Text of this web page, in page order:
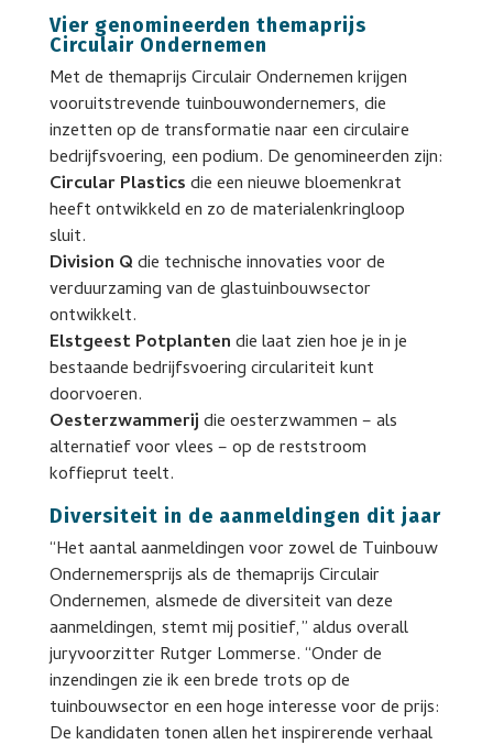
Vier genomineerden themaprijs
Circulair Ondernemen
Met de themaprijs Circulair Ondernemen krijgen
vooruitstrevende tuinbouwondernemers, die
inzetten op de transformatie naar een circulaire
bedrijfsvoering, een podium. De genomineerden zijn:
Circular Plasticsdie een nieuwe bloemenkrat
heeft ontwikkeld en zo de materialenkringloop
sluit.
Division Qdie technische innovaties voor de
verduurzaming van de glastuinbouwsector
ontwikkelt.
Elstgeest Potplantendie laat zien hoe je in je
bestaande bedrijfsvoering circulariteit kunt
doorvoeren.
Oesterzwammerijdie oesterzwammen – als
alternatief voor vlees – op de reststroom
koffieprut teelt.
Diversiteit in de aanmeldingen dit jaar
“Het aantal aanmeldingen voor zowel de Tuinbouw
Ondernemersprijs als de themaprijs Circulair
Ondernemen, alsmede de diversiteit van deze
aanmeldingen, stemt mij positief,” aldus overall
juryvoorzitter Rutger Lommerse. “Onder de
inzendingen zie ik een brede trots op de
tuinbouwsector en een hoge interesse voor de prijs:
De kandidaten tonen allen het inspirerende verhaal